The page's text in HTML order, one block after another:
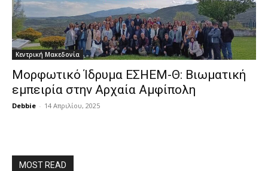
Κεντρική Μακεδονία
Μορφωτικό Ίδρυμα ΕΣΗΕΜ-Θ: Βιωματική
εμπειρία στην Αρχαία Αμφίπολη
Debbie - 14 Απριλίου, 2025
MOST READ